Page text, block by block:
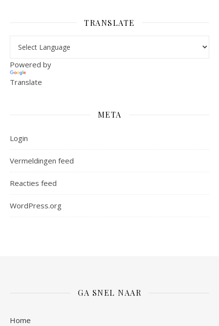
TRANSLATE
Powered by
Translate
META
Login
Vermeldingen feed
Reacties feed
WordPress.org
GA SNEL NAAR
Home